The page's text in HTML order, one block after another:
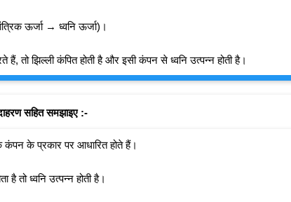
ऊर्जा → ध्वनि ऊर्जा)।
तो झिल्ली कंपित होती है और इसी कंपन से ध्वनि उत्पन्न होती है।
सहित समझाइए :-
के प्रकार पर आधारित होते हैं।
है तो ध्वनि उत्पन्न होती है।